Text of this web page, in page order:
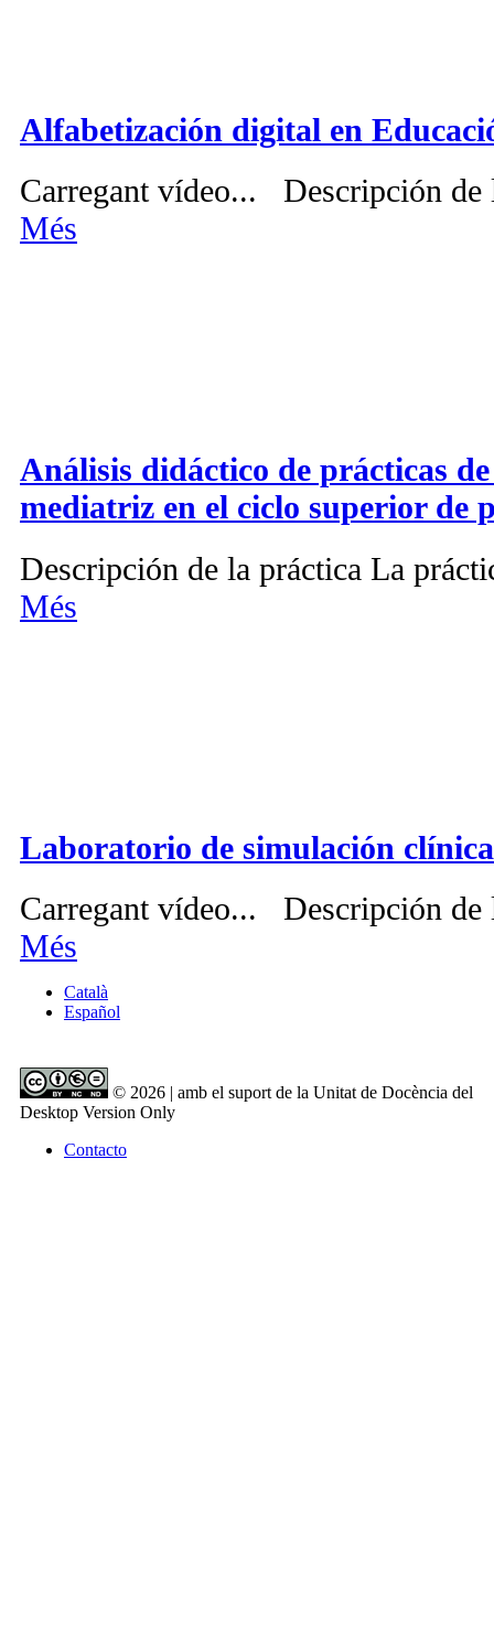
Alfabetización digital en
Carregant vídeo... Descripción de
Més
Análisis didáctico de prácticas
mediatriz en el ciclo superior de
Descripción de la práctica La
Més
Laboratorio de simulación clínica
Carregant vídeo... Descripción de
Més
Català
Español
© 2026 | amb el suport de la Unitat de Docència del
Desktop Version Only
Contacto